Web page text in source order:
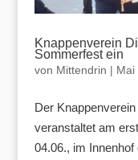
Knappenverein
Sommerfest ein
von Mittendrin | Mai
Der
veranstaltet am
04.06., im